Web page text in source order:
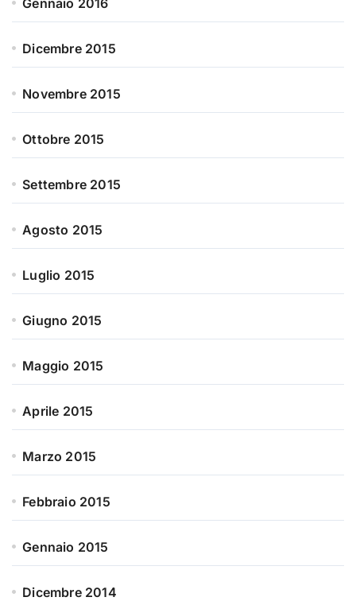
Dicembre 2015
Novembre 2015
Ottobre 2015
Settembre 2015
Agosto 2015
Luglio 2015
Giugno 2015
Maggio 2015
Aprile 2015
Marzo 2015
Febbraio 2015
Gennaio 2015
Dicembre 2014